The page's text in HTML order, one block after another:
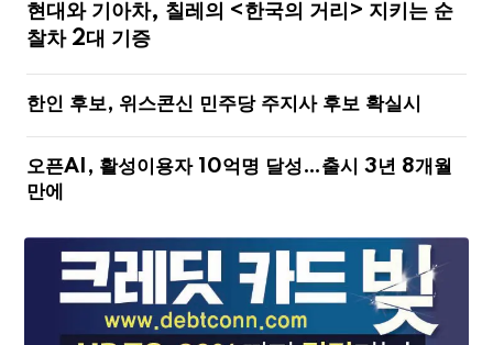
현대와 기아차, 칠레의 <한국의 거리> 지키는 순
찰차 2대 기증
한인 후보, 위스콘신 민주당 주지사 후보 확실시
오픈AI, 활성이용자 10억명 달성…출시 3년 8개월
만에